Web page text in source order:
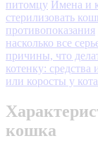
питомцу Имена и
стерилизовать
противопоказания
насколько все
причины, что
котенку:
или коросты у
кошка